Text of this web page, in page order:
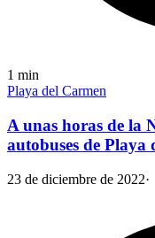
1 min
Playa del Carmen
A unas horas de la
autobuses de
23 de diciembre de 2022·